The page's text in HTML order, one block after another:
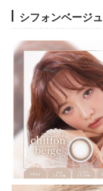
シフォンベージュ